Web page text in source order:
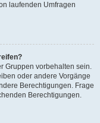
laufenden Umfragen
Gruppen vorbehalten sein.
oder andere Vorgänge
Berechtigungen. Frage
Berechtigungen.